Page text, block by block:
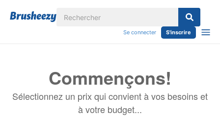
Se connecter S'inscrire
Commençons!
Sélectionnez un prix qui convient à vos besoins et
à votre budget...